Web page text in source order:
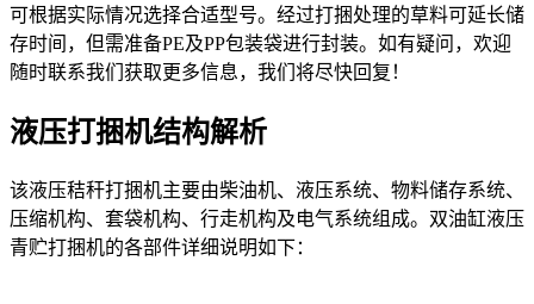
可根据实际情况选择合适型号。经过打捆处理的草料可延长储
存时间，但需准备PE及PP包装袋进行封装。如有疑问，欢迎
随时联系我们获取更多信息，我们将尽快回复！
液压打捆机结构解析
该液压秸秆打捆机主要由柴油机、液压系统、物料储存系统、
压缩机构、套袋机构、行走机构及电气系统组成。双油缸液压
青贮打捆机的各部件详细说明如下：